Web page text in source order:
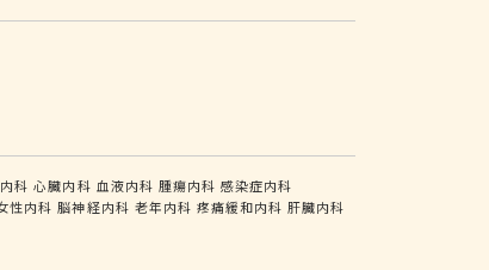
科 心臓内科 血液内科 腫瘍内科 感染症内科
性内科 脳神経内科 老年内科 疼痛緩和内科 肝臓内科